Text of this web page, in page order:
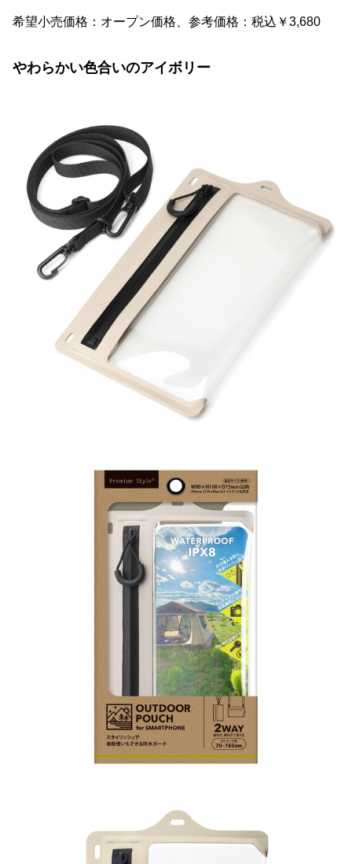
希望小売価格：オープン価格、参考価格：税込￥3,680
やわらかい色合いのアイボリー